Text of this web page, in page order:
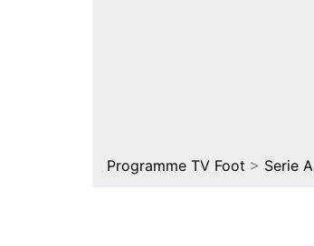
Programme TV Foot > Serie A